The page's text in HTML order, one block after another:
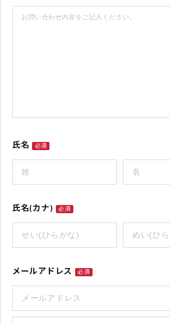
氏名 必須
氏名(カナ) 必須
メールアドレス 必須